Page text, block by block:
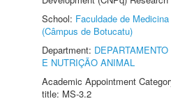
School: Faculdade de
(Câmpus de Botucatu)
Department:
E NUTRIÇÃO ANIMAL
Academic Appointment
title: MS-3.2